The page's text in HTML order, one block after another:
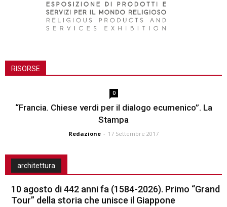
RISORSE
0
“Francia. Chiese verdi per il dialogo ecumenico”. La
Stampa
Redazione - 17 Settembre 2017
architettura
10 agosto di 442 anni fa (1584-2026). Primo “Grand
Tour” della storia che unisce il Giappone